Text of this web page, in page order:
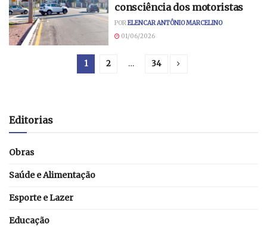
consciência dos motoristas
PORELENCAR ANTÔNIO MARCELINO
01/06/2026
1 2 … 34
Editorias
Obras
Saúde e Alimentação
Esporte e Lazer
Educação